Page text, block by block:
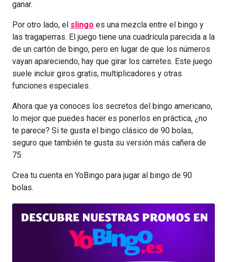
ganar.
Por otro lado, el slingo es una mezcla entre el bingo y
las tragaperras. El juego tiene una cuadrícula parecida a la
de un cartón de bingo, pero en lugar de que los números
vayan apareciendo, hay que girar los carretes. Este juego
suele incluir giros gratis, multiplicadores y otras
funciones especiales.
Ahora que ya conoces los secretos del bingo americano,
lo mejor que puedes hacer es ponerlos en práctica, ¿no
te parece? Si te gusta el bingo clásico de 90 bolas,
seguro que también te gusta su versión más cañera de
75.
Crea tu cuenta en YoBingo para jugar al bingo de 90
bolas.